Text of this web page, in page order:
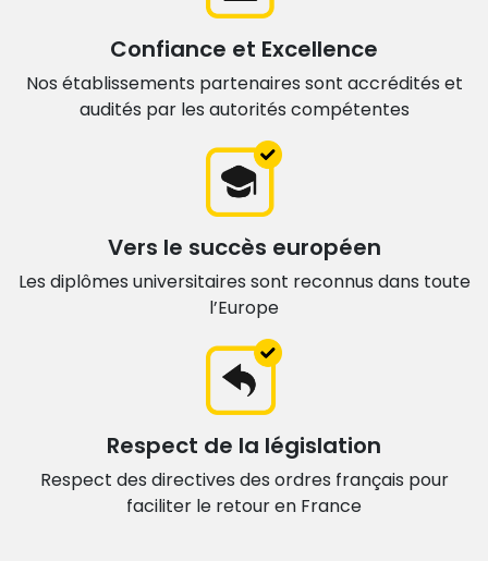
Confiance et Excellence
Nos établissements partenaires sont accrédités et
audités par les autorités compétentes
Vers le succès européen
Les diplômes universitaires sont reconnus dans toute
l’Europe
Respect de la législation
Respect des directives des ordres français pour
faciliter le retour en France